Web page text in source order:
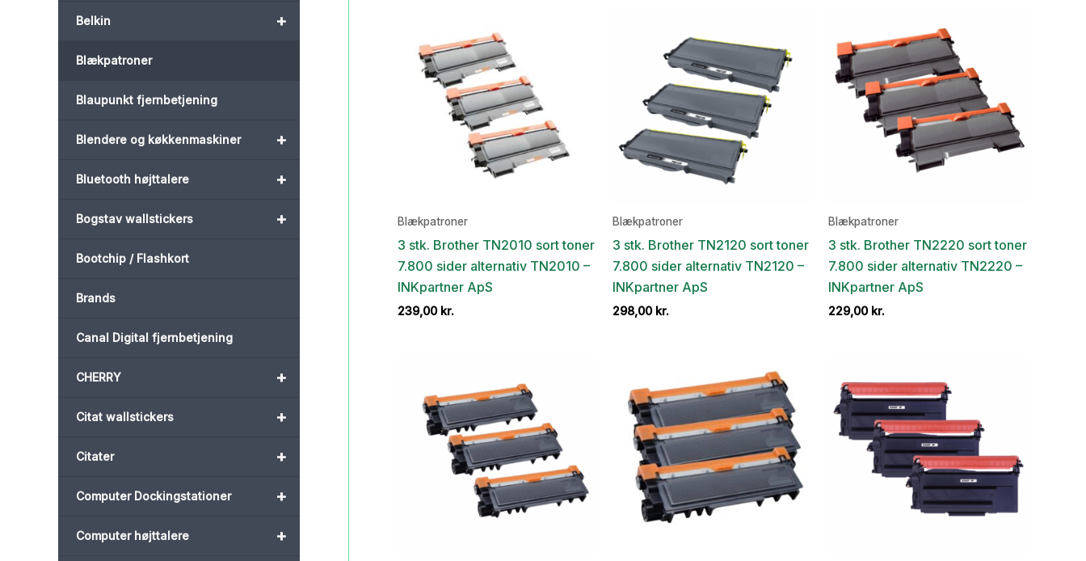
+
Belkin
Blækpatroner
Blaupunkt fjernbetjening
+
Blendere og køkkenmaskiner
+
Bluetooth højttalere
+
Bogstav wallstickers
Bootchip / Flashkort
Brands
Canal Digital fjernbetjening
+
CHERRY
+
Citat wallstickers
+
Citater
+
Computer Dockingstationer
+
Computer højttalere
Blækpatroner
3 stk. Brother TN2010 sort toner
7.800 sider alternativ TN2010 –
INKpartner ApS
239,00 kr.
Blækpatroner
3 stk. Brother TN2120 sort toner
7.800 sider alternativ TN2120 –
INKpartner ApS
298,00 kr.
Blækpatroner
3 stk. Brother TN2220 sort toner
7.800 sider alternativ TN2220 –
INKpartner ApS
229,00 kr.